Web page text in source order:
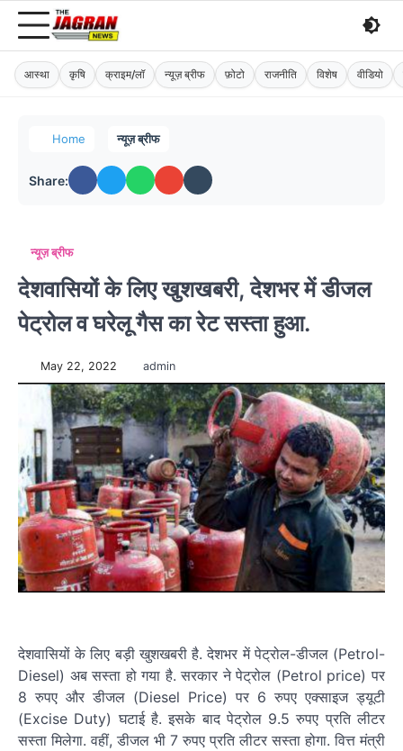
आस्था कृषि क्राइम/लॉ न्यूज़ ब्रीफ फ़ोटो राजनीति विशेष वीडियो
Home न्यूज़ ब्रीफ
Share:
न्यूज़ ब्रीफ
देशवासियों के लिए खुशखबरी, देशभर में डीजल
पेट्रोल व घरेलू गैस का रेट सस्ता हुआ.
May 22, 2022 admin
देशवासियों के लिए बड़ी खुशखबरी है. देशभर में पेट्रोल-डीजल (Petrol-
Diesel) अब सस्ता हो गया है. सरकार ने पेट्रोल (Petrol price) पर
8 रुपए और डीजल (Diesel Price) पर 6 रुपए एक्साइज ड्यूटी
(Excise Duty) घटाई है. इसके बाद पेट्रोल 9.5 रुपए प्रति लीटर
सस्ता मिलेगा. वहीं, डीजल भी 7 रुपए प्रति लीटर सस्ता होगा. वित्त मंत्री